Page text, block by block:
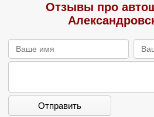
Отзывы про
Отправить